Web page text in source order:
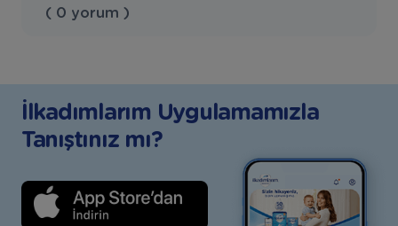
( 0 yorum )
İlkadımlarım Uygulamamızla
Tanıştınız mı?